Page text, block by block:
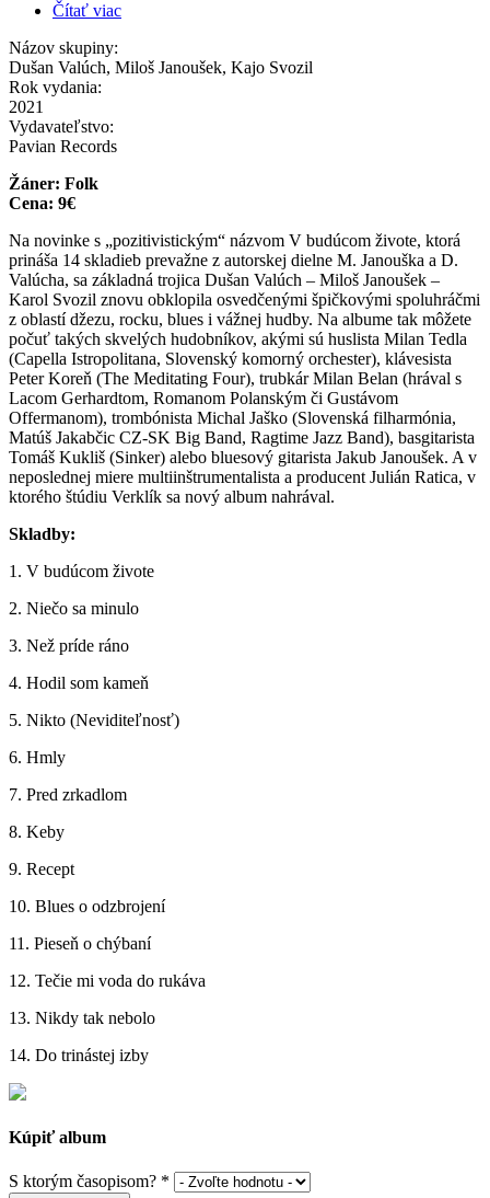
Čítať viac
Názov skupiny:
Dušan Valúch, Miloš Janoušek, Kajo Svozil
Rok vydania:
2021
Vydavateľstvo:
Pavian Records
Žáner: Folk
Cena: 9€
Na novinke s „pozitivistickým“ názvom V budúcom živote, ktorá
prináša 14 skladieb prevažne z autorskej dielne M. Janouška a D.
Valúcha, sa základná trojica Dušan Valúch – Miloš Janoušek –
Karol Svozil znovu obklopila osvedčenými špičkovými spoluhráčmi
z oblastí džezu, rocku, blues i vážnej hudby. Na albume tak môžete
počuť takých skvelých hudobníkov, akými sú huslista Milan Tedla
(Capella Istropolitana, Slovenský komorný orchester), klávesista
Peter Koreň (The Meditating Four), trubkár Milan Belan (hrával s
Lacom Gerhardtom, Romanom Polanským či Gustávom
Offermanom), trombónista Michal Jaško (Slovenská filharmónia,
Matúš Jakabčic CZ-SK Big Band, Ragtime Jazz Band), basgitarista
Tomáš Kukliš (Sinker) alebo bluesový gitarista Jakub Janoušek. A v
neposlednej miere multiinštrumentalista a producent Julián Ratica, v
ktorého štúdiu Verklík sa nový album nahrával.
Skladby:
1. V budúcom živote
2. Niečo sa minulo
3. Než príde ráno
4. Hodil som kameň
5. Nikto (Neviditeľnosť)
6. Hmly
7. Pred zrkadlom
8. Keby
9. Recept
10. Blues o odzbrojení
11. Pieseň o chýbaní
12. Tečie mi voda do rukáva
13. Nikdy tak nebolo
14. Do trinástej izby
Kúpiť album
S ktorým časopisom? *